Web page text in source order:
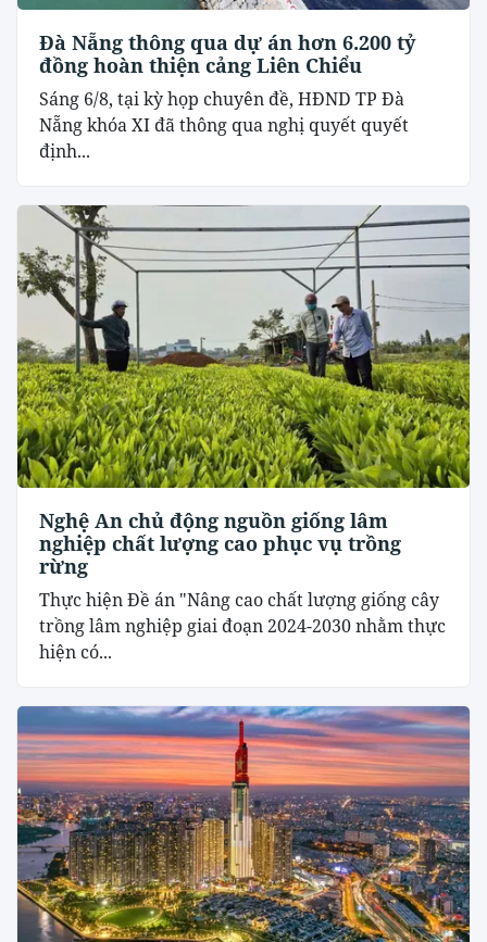
Đà Nẵng thông qua dự án hơn 6.200 tỷ
đồng hoàn thiện cảng Liên Chiểu
Sáng 6/8, tại kỳ họp chuyên đề, HĐND TP Đà
Nẵng khóa XI đã thông qua nghị quyết quyết
định...
Nghệ An chủ động nguồn giống lâm
nghiệp chất lượng cao phục vụ trồng
rừng
Thực hiện Đề án "Nâng cao chất lượng giống cây
trồng lâm nghiệp giai đoạn 2024-2030 nhằm thực
hiện có...